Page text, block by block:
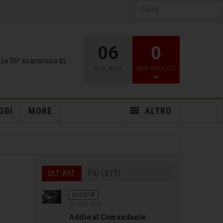
for results.
35^ maratona di
06
GIO , AGO
0
NEW ARTICLES
ALTRO
MORE
ULT. ART. PIÙ LETTI
SOCIETÀ
Addio al Comandante